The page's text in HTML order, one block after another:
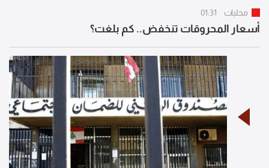
محليات 01:31
أسعار المحروقات تنخفض.. كم بلغت؟